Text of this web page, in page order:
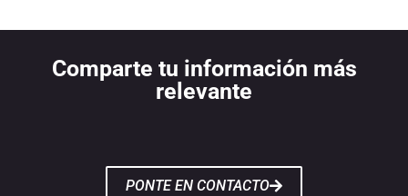
Comparte tu información más
relevante
PONTE EN CONTACTO